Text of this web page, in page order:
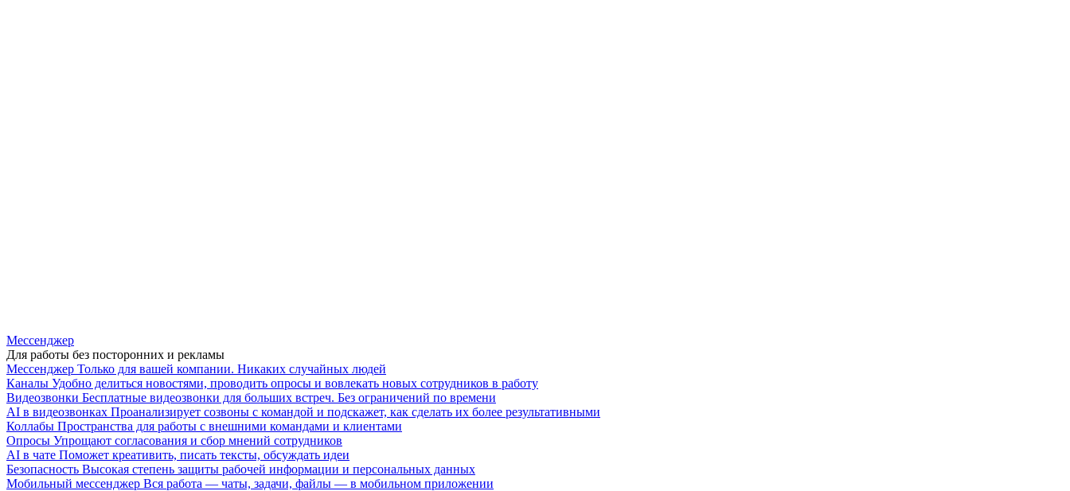
Мессенджер
Для работы без посторонних и рекламы
Мессенджер Только для вашей компании. Никаких случайных людей
Каналы Удобно делиться новостями, проводить опросы и вовлекать новых сотрудников в работу
Видеозвонки Бесплатные видеозвонки для больших встреч. Без ограничений по времени
AI в видеозвонках Проанализирует созвоны с командой и подскажет, как сделать их более результативными
Коллабы Пространства для работы с внешними командами и клиентами
Опросы Упрощают согласования и сбор мнений сотрудников
AI в чате Поможет креативить, писать тексты, обсуждать идеи
Безопасность Высокая степень защиты рабочей информации и персональных данных
Мобильный мессенджер Вся работа — чаты, задачи, файлы — в мобильном приложении